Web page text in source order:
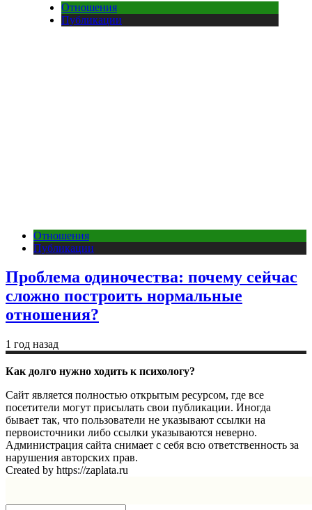
Отношения
Публикации
Отношения
Публикации
Проблема одиночества: почему сейчас
сложно построить нормальные
отношения?
1 год назад
Как долго нужно ходить к психологу?
Сайт является полностью открытым ресурсом, где все
посетители могут присылать свои публикации. Иногда
бывает так, что пользователи не указывают ссылки на
первоисточники либо ссылки указываются неверно.
Администрация сайта снимает с себя всю ответственность за
нарушения авторских прав.
Created by https://zaplata.ru